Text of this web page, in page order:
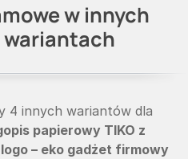
w innych
4 innych wariantów dla
papierowy TIKO z
– eko gadżet firmowy